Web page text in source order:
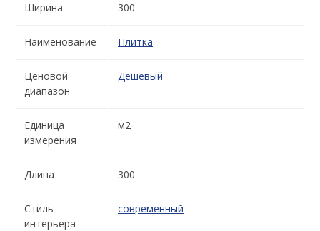
Ширина 300
Наименование Плитка
Ценовой
диапазон
Дешевый
Единица
измерения
м2
Длина 300
Стиль
интерьера
современный